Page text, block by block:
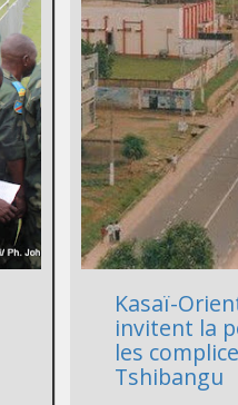
Kasaï-
invitent la
les
Tshibangu